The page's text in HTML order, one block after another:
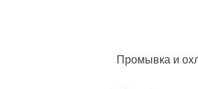
Промывка и